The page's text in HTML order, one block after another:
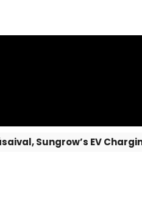
,Sungrow’s EV